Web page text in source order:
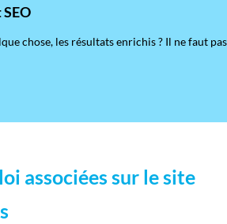
chose, les résultats enrichis ? Il ne faut pas
associées sur le site